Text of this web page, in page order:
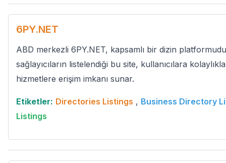
6PY.NET
ABD merkezli 6PY.NET, kapsamlı bir dizin
sağlayıcıların listelendiği bu site, kullanıcılara
hizmetlere erişim imkanı sunar.
Etiketler: Directories Listings , Business Directory
Listings